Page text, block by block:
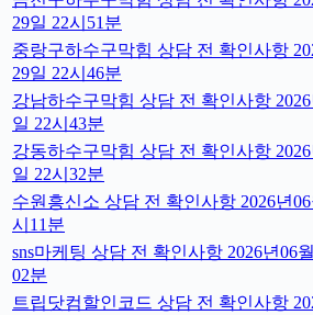
29일 22시51분
중랑구하수구막힘 상담 전 확인사항
29일 22시46분
강남하수구막힘 상담 전 확인사항
일 22시43분
강동하수구막힘 상담 전 확인사항
일 22시32분
수원흥신소 상담 전 확인사항 2026년06
시11분
sns마케팅 상담 전 확인사항 2026년06
02분
트립닷컴할인코드 상담 전 확인사항